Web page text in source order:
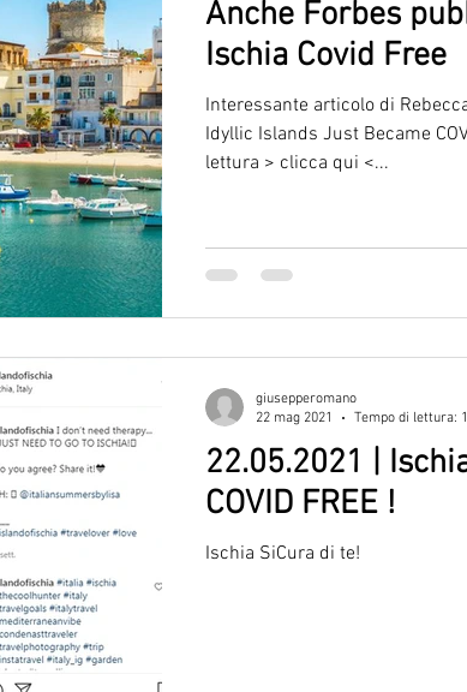
Anche Forbes
Ischia Covid Free
Interessante articolo di
Idyllic Islands Just Became
lettura > clicca qui <...
22.05.2021 |
COVID FREE !
Ischia SiCura di te!
giusepperomano
22 mag 2021
Tempo di lettura: